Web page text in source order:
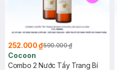
252.000 ₫590.000 ₫
Cocoon
Combo 2 Nước Tẩy Trang Bí